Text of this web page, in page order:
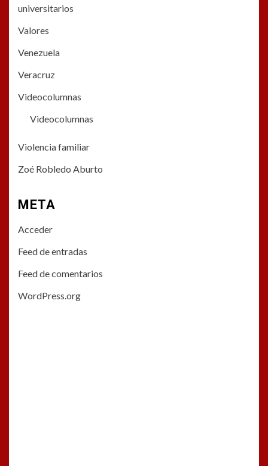
universitarios
Valores
Venezuela
Veracruz
Videocolumnas
Videocolumnas
Violencia familiar
Zoé Robledo Aburto
META
Acceder
Feed de entradas
Feed de comentarios
WordPress.org